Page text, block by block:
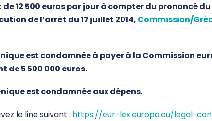
12 500 euros par jour à compter du prononcé
de l’arrêt du 17 juillet 2014, Commission/
est condamnée à payer à la Commission
de 5 500 000 euros.
est condamnée aux dépens.
le line suivant : https://eur-lex.europa.eu/legal-